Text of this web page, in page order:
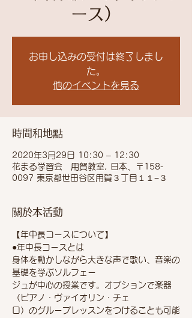
ース）
お申し込みの受付は終了しまし
た。
他のイベントを見る
時間和地點
2020年3月29日 10:30 – 12:30
花まる学習会 用賀教室, 日本、〒158-
0097 東京都世田谷区用賀３丁目１１−３
關於本活動
【年中長コースについて】
●年中長コースとは
身体を動かしながら大きな声で歌い、音楽の
基礎を学ぶソルフェー
ジュが中心の授業です。オプションで楽器
（ピアノ・ヴァイオリン・チェ
ロ）のグループレッスンをつけることも可能